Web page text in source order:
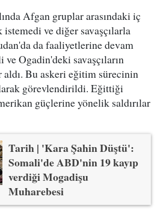
Afgan gruplar arasındaki iç
ve diğer savaşçılarla
da faaliyetlerine devam
Ogadin'deki savaşçıların
Bu askeri eğitim sürecinin
görevlendirildi. Eğittiği
güçlerine yönelik saldırılar
Tarih | 'Kara Şahin Düştü':
Somali'de ABD'nin 19 kayıp
verdiği Mogadişu
Muharebesi